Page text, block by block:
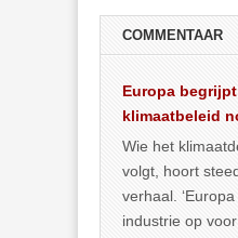
COMMENTAAR
Europa begrijpt
klimaatbeleid
Wie het
volgt, hoort
verhaal.
industrie op